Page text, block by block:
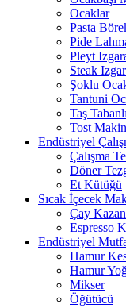
Ocaklar
Pasta
Pide
Pleyt
Steak
Şoklu
Tantuni
Taş
Tost
Endüstriyel
Çalışma
Döner
Et Kütüğü
Sıcak İçecek
Çay
Espresso
Endüstriyel
Hamur
Hamur
Mikser
Öğütücü